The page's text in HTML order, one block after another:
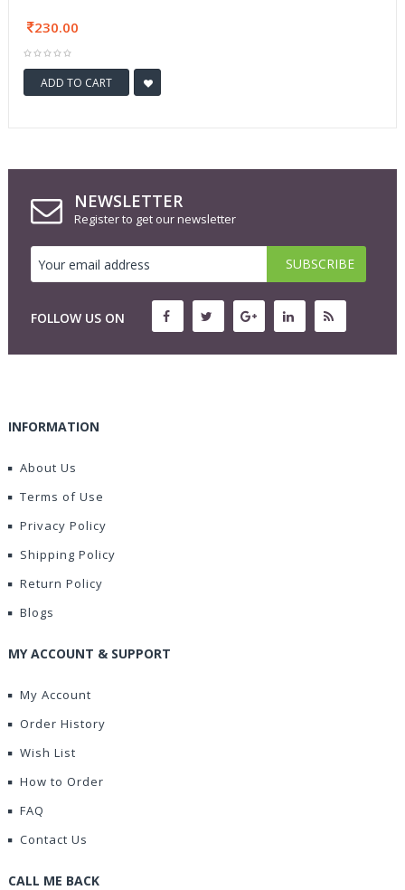
230.00
ADD TO CART
NEWSLETTER
Register to get our newsletter
FOLLOW US ON
INFORMATION
About Us
Terms of Use
Privacy Policy
Shipping Policy
Return Policy
Blogs
MY ACCOUNT & SUPPORT
My Account
Order History
Wish List
How to Order
FAQ
Contact Us
CALL ME BACK